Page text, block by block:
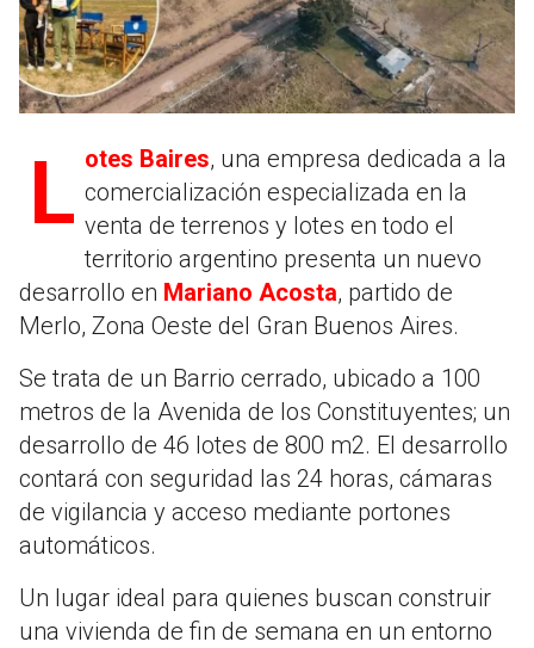
Lotes Baires, una empresa dedicada a la
comercialización especializada en la
venta de terrenos y lotes en todo el
territorio argentino presenta un nuevo
desarrollo en Mariano Acosta, partido de
Merlo, Zona Oeste del Gran Buenos Aires.
Se trata de un Barrio cerrado, ubicado a 100
metros de la Avenida de los Constituyentes; un
desarrollo de 46 lotes de 800 m2. El desarrollo
contará con seguridad las 24 horas, cámaras
de vigilancia y acceso mediante portones
automáticos.
Un lugar ideal para quienes buscan construir
una vivienda de fin de semana en un entorno